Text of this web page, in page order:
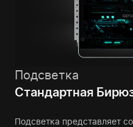
Подсветка
Стандартная
Подсветка представляет